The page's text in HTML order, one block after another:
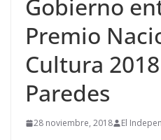
Gobierno
Premio
Cultura
Paredes
28 noviembre, 2018 El